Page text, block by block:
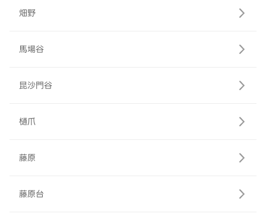
畑野
馬場谷
昆沙門谷
樋爪
藤原
藤原台